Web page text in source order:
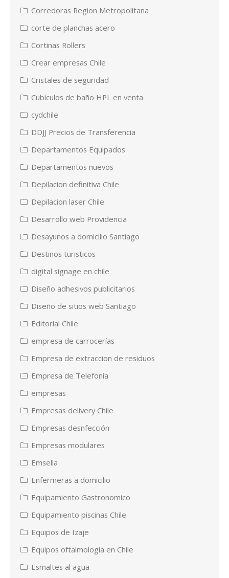
Corredoras Region Metropolitana
corte de planchas acero
Cortinas Rollers
Crear empresas Chile
Cristales de seguridad
Cubículos de baño HPL en venta
cydchile
DDJJ Precios de Transferencia
Departamentos Equipados
Departamentos nuevos
Depilacion definitiva Chile
Depilacion laser Chile
Desarrollo web Providencia
Desayunos a domicilio Santiago
Destinos turisticos
digital signage en chile
Diseño adhesivos publicitarios
Diseño de sitios web Santiago
Editorial Chile
empresa de carrocerías
Empresa de extraccion de residuos
Empresa de Telefonía
empresas
Empresas delivery Chile
Empresas desnfección
Empresas modulares
Emsella
Enfermeras a domicilio
Equipamiento Gastronomico
Equipamiento piscinas Chile
Equipos de Izaje
Equipos oftalmologia en Chile
Esmaltes al agua